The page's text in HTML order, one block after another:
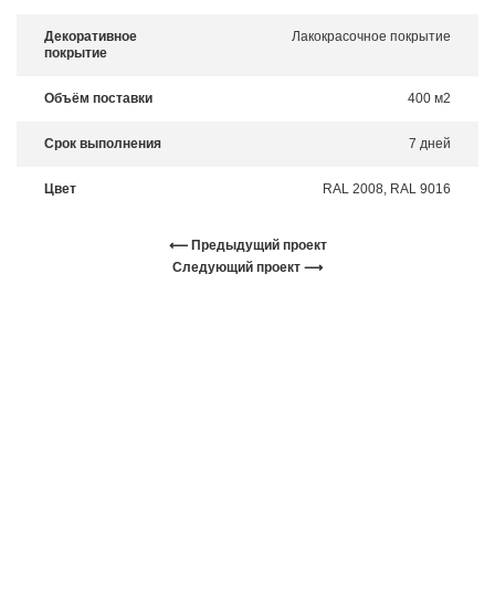
Декоративное
покрытие
Лакокрасочное покрытие
Объём поставки 400 м2
Срок выполнения 7 дней
Цвет RAL 2008, RAL 9016
⟵ Предыдущий проект
Следующий проект ⟶